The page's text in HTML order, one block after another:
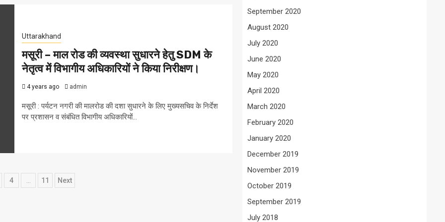
Uttarakhand
मसूरी – माल रोड की व्यवस्था सुधारने हेतु SDM के
नेतृत्व में विभागीय अधिकारियों ने किया निरीक्षण।
4 years ago admin
मसूरी : पर्यटन नगरी की मालरोड की दशा सुधारने के लिए मुख्यसचिव के निर्देश
पर प्रशासन व संबंधित विभागीय अधिकारियों...
4 11 Next
September 2020
August 2020
July 2020
June 2020
May 2020
April 2020
March 2020
February 2020
January 2020
December 2019
November 2019
October 2019
September 2019
July 2018